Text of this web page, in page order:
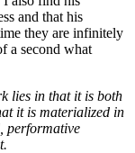
and that his
they are infinitely
a second what
lies in that it is both
it is materialized in
performative